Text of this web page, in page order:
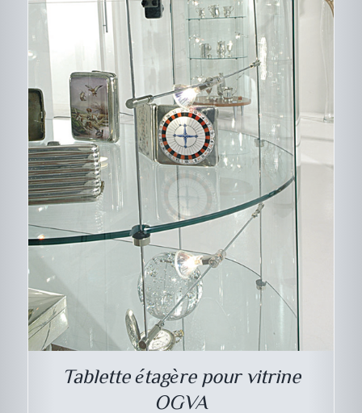
Tablette étagère pour vitrine
OGVA
DESCRIPTIF DU
PRODUIT